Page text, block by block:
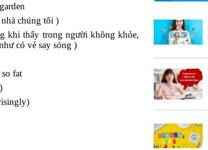
chúng tôi )
khi thấy trong người không khỏe,
có vẻ say sóng )
fat